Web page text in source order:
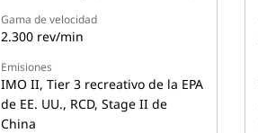
Gama de velocidad
2.300 rev/min
Emisiones
IMO II, Tier 3 recreativo de la EPA
de EE. UU., RCD, Stage II de
China